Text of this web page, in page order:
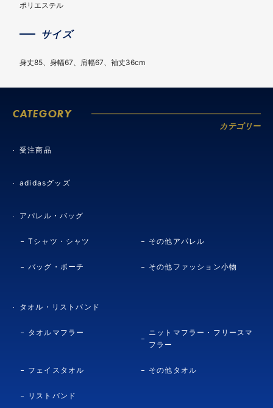
ポリエステル
サイズ
身丈85、身幅67、肩幅67、袖丈36cm
CATEGORY
カテゴリー
受注商品
adidasグッズ
アパレル・バッグ
Tシャツ・シャツ その他アパレル
バッグ・ポーチ その他ファッション小物
タオル・リストバンド
タオルマフラー
ニットマフラー・フリースマ
フラー
フェイスタオル その他タオル
リストバンド